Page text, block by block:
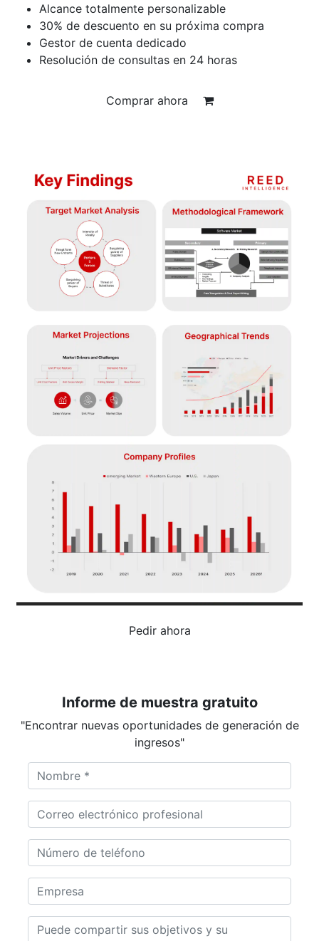
Alcance totalmente personalizable
30% de descuento en su próxima compra
Gestor de cuenta dedicado
Resolución de consultas en 24 horas
Comprar ahora
Pedir ahora
Informe de muestra gratuito
"Encontrar nuevas oportunidades de generación de
ingresos"